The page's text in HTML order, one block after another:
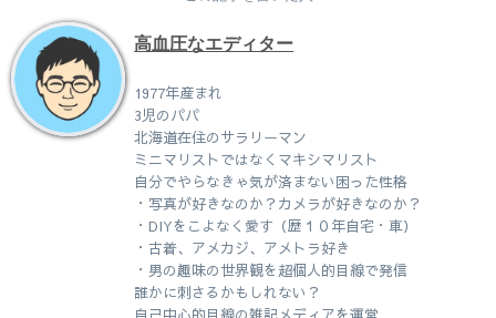
高血圧なエディター
1977年産まれ
3児のパパ
北海道在住のサラリーマン
ミニマリストではなくマキシマリスト
自分でやらなきゃ気が済まない困った性格
・写真が好きなのか？カメラが好きなのか？
・DIYをこよなく愛す（歴１０年自宅・車）
・古着、アメカジ、アメトラ好き
・男の趣味の世界観を超個人的目線で発信
誰かに刺さるかもしれない？